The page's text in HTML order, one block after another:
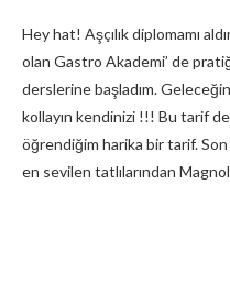
Hey hat! Aşçılık diplomamı
olan Gastro Akademi’ de
derslerine başladım. Geleceğin
kollayın kendinizi !!! Bu tarif
öğrendiğim harika bir tarif. Son
en sevilen tatlılarından